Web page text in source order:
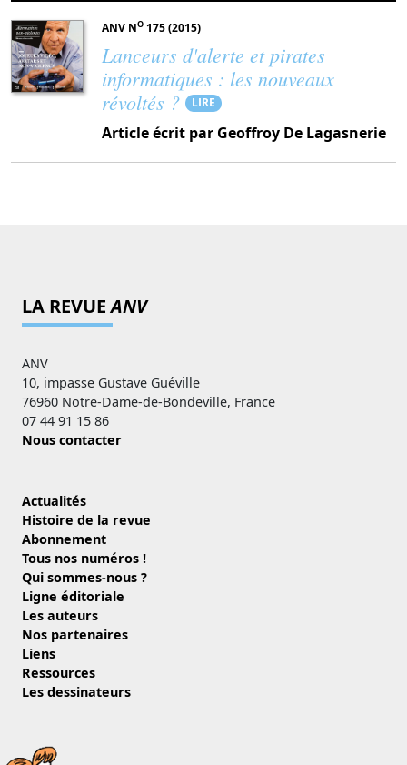
ANV NO 175 (2015)
Lanceurs d'alerte et pirates
informatiques : les nouveaux
révoltés ?
LIRE
Article écrit par Geoffroy De Lagasnerie
LA REVUEANV
ANV
10, impasse Gustave Guéville
76960 Notre-Dame-de-Bondeville, France
07 44 91 15 86
Nous contacter
Actualités
Histoire de la revue
Abonnement
Tous nos numéros !
Qui sommes-nous ?
Ligne éditoriale
Les auteurs
Nos partenaires
Liens
Ressources
Les dessinateurs